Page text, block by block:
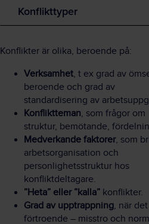
Konflikttyper
Konflikter är olika, beroende på:
Verksamhet, t ex grad av
beroende och grad av
standardisering av
Konfliktteman, som frågor om
struktur, bemötande,
Medverkande faktorer, som
arbetsorganisation och
personlighetsstruktur hos
konfliktdeltagare.
”Heta” eller ”kalla”konflikter.
Grad av upptrappning, när
förtroende – misstro och